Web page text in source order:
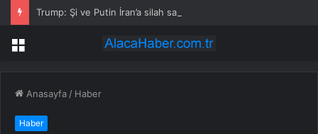
Trump: Şi ve Putin İran’a silah satmayacaklarını söyledi
Menü
Anasayfa / Haber
Haber